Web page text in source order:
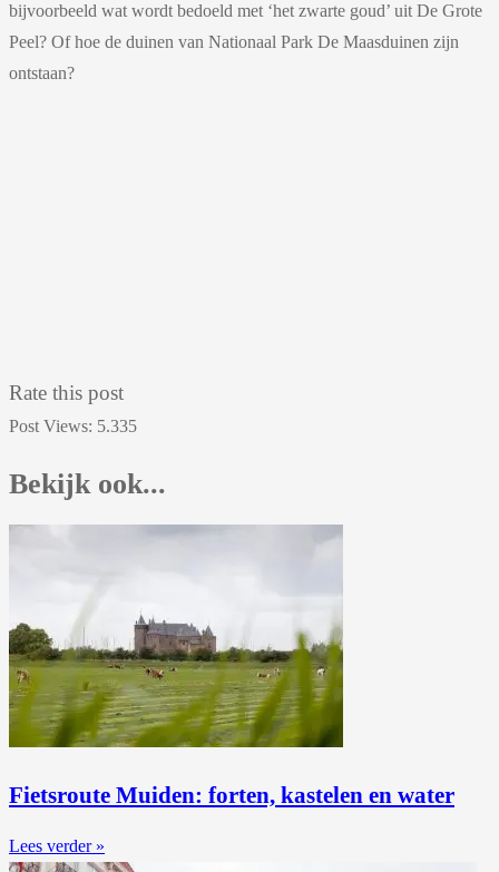
bijvoorbeeld wat wordt bedoeld met ‘het zwarte goud’ uit De Grote
Peel? Of hoe de duinen van Nationaal Park De Maasduinen zijn
ontstaan?
Rate this post
Post Views: 5.335
Bekijk ook...
Fietsroute Muiden: forten, kastelen en water
Lees verder »